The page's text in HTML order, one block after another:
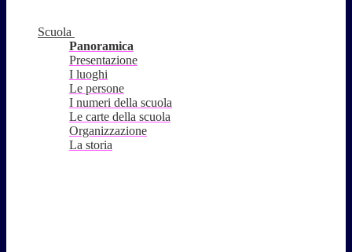
Scuola
Panoramica
Presentazione
I luoghi
Le persone
I numeri della scuola
Le carte della scuola
Organizzazione
La storia